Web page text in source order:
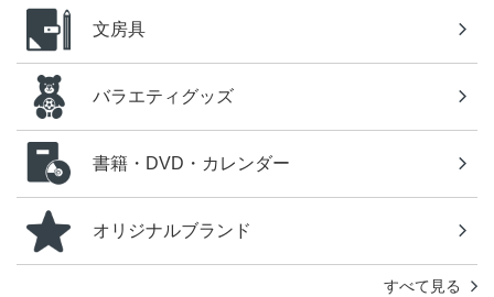
文房具
バラエティグッズ
書籍・DVD・カレンダー
オリジナルブランド
すべて見る